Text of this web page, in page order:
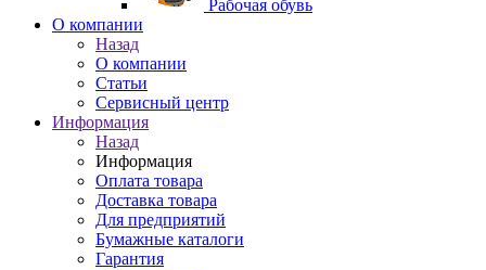
Рабочая обувь
O компании
Назад
O компании
Статьи
Сервисный центр
Информация
Назад
Информация
Оплата товара
Доставка товара
Для предприятий
Бумажные каталоги
Гарантия